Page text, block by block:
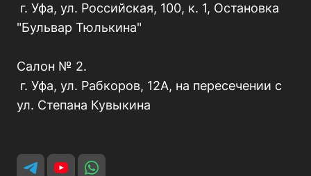
г. Уфа, ул. Российская, 100, к. 1, Остановка
"Бульвар Тюлькина"
Салон № 2.
г. Уфа, ул. Рабкоров, 12А, на пересечении с
ул. Степана Кувыкина